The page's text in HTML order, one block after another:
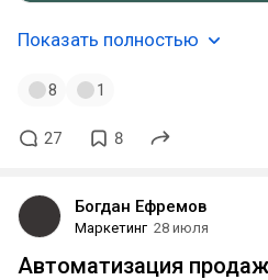
Показать полностью
8 1
27 8
Богдан Ефремов
Маркетинг 28 июля
Автоматизация